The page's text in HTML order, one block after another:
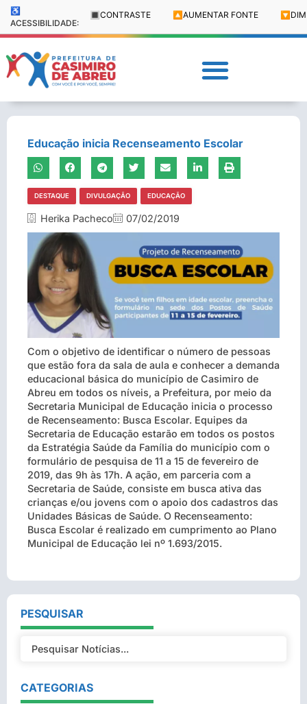
♿
ACESSIBILIDADE:
🔳 CONTRASTE 🔼 AUMENTAR FONTE 🔽
Educação inicia Recenseamento Escolar
DESTAQUE DIVULGAÇÃO EDUCAÇÃO
Herika Pacheco 07/02/2019
Com o objetivo de identificar o número de pessoas
que estão fora da sala de aula e conhecer a demanda
educacional básica do município de Casimiro de
Abreu em todos os níveis, a Prefeitura, por meio da
Secretaria Municipal de Educação inicia o processo
de Recenseamento: Busca Escolar. Equipes da
Secretaria de Educação estarão em todos os postos
da Estratégia Saúde da Família do município com o
formulário de pesquisa de 11 a 15 de fevereiro de
2019, das 9h às 17h. A ação, em parceria com a
Secretaria de Saúde, consiste em busca ativa das
crianças e/ou jovens com o apoio dos cadastros das
Unidades Básicas de Saúde. O Recenseamento:
Busca Escolar é realizado em cumprimento ao Plano
Municipal de Educação lei nº 1.693/2015.
PESQUISAR
CATEGORIAS